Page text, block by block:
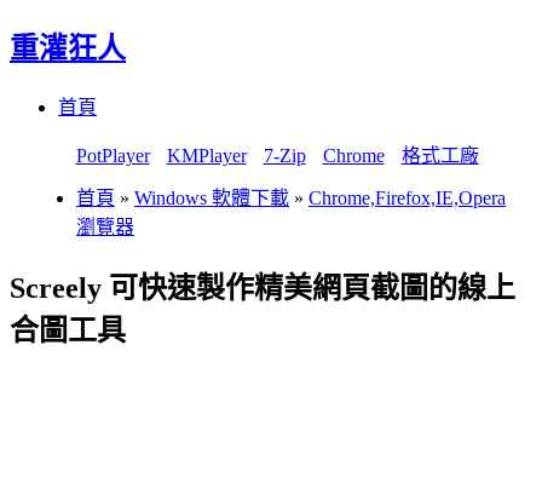
重灌狂人
首頁
PotPlayer KMPlayer 7-Zip Chrome 格式工廠
首頁 » Windows 軟體下載 » Chrome,Firefox,IE,Opera
瀏覽器
Screely 可快速製作精美網頁截圖的線上
合圖工具